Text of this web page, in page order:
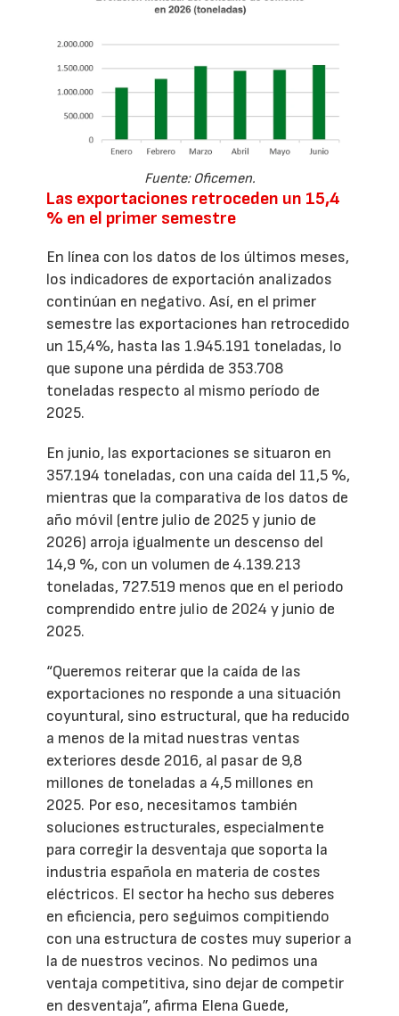
Fuente: Oficemen.
Las exportaciones retroceden un 15,4
% en el primer semestre
En línea con los datos de los últimos meses,
los indicadores de exportación analizados
continúan en negativo. Así, en el primer
semestre las exportaciones han retrocedido
un 15,4%, hasta las 1.945.191 toneladas, lo
que supone una pérdida de 353.708
toneladas respecto al mismo período de
2025.
En junio, las exportaciones se situaron en
357.194 toneladas, con una caída del 11,5 %,
mientras que la comparativa de los datos de
año móvil (entre julio de 2025 y junio de
2026) arroja igualmente un descenso del
14,9 %, con un volumen de 4.139.213
toneladas, 727.519 menos que en el periodo
comprendido entre julio de 2024 y junio de
2025.
“Queremos reiterar que la caída de las
exportaciones no responde a una situación
coyuntural, sino estructural, que ha reducido
a menos de la mitad nuestras ventas
exteriores desde 2016, al pasar de 9,8
millones de toneladas a 4,5 millones en
2025. Por eso, necesitamos también
soluciones estructurales, especialmente
para corregir la desventaja que soporta la
industria española en materia de costes
eléctricos. El sector ha hecho sus deberes
en eficiencia, pero seguimos compitiendo
con una estructura de costes muy superior a
la de nuestros vecinos. No pedimos una
ventaja competitiva, sino dejar de competir
en desventaja”, afirma Elena Guede,